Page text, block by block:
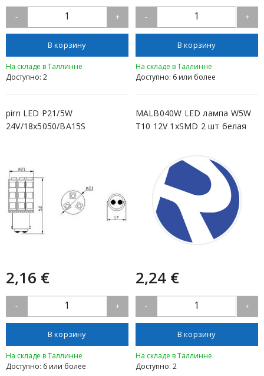
- 1 +
В корзину
На складе в Таллинне
Доступно: 2
- 1 +
В корзину
На складе в Таллинне
Доступно: 6 или более
pirn LED P21/5W
24V/18x5050/BA15S
2,16 €
- 1 +
В корзину
На складе в Таллинне
Доступно: 6 или более
MALB040W LED лампа W5W
T10 12V 1xSMD 2 шт белая
2,24 €
- 1 +
В корзину
На складе в Таллинне
Доступно: 2